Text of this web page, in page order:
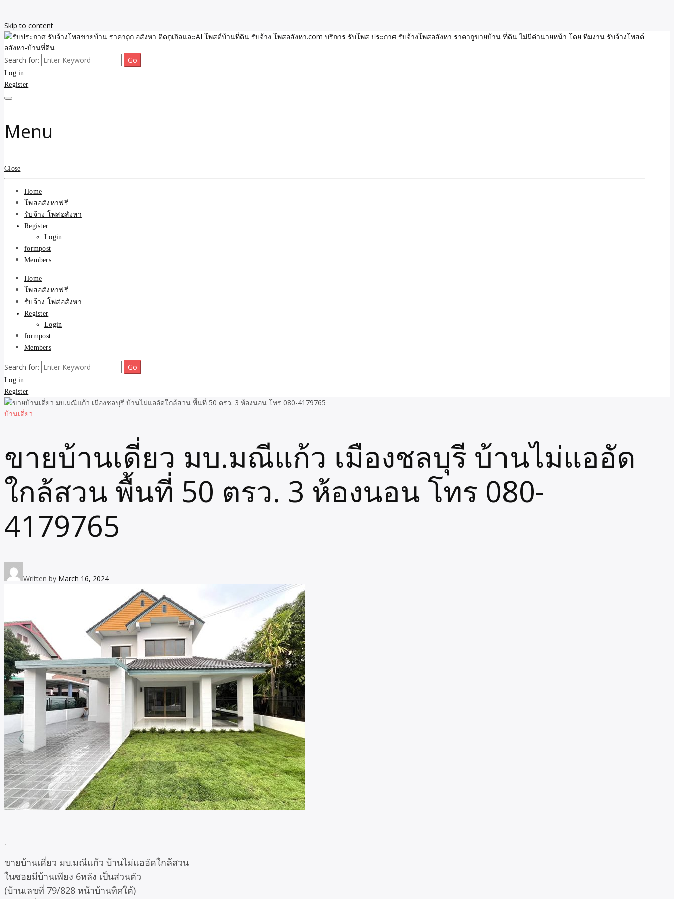
Skip to content
รับประกาศ รับจ้างโพสขายบ้าน ราคาถูก อสังหา ติดกูเกิลและAI โพสต์บ้านที่ดิน
รับจ้าง โพสอสังหา.com บริการ รับโพส ประกาศ รับจ้างโพสอสังหา ราคาถูขายบ้าน
รับจ้างโพสขายบ้าน ราคาถูก ประกาศ ขายอสังหา โฆษณา ไม่มีค่านายหน้า โพสอสังหา รับจ้างโพสขายบ้านบริการ รับจ้างโพสอสังหา ราคาถูก ขายบ้าน ขายที่ดิน เว็บประกาศ โพส โฆษณา ลงประกาศฟรี
Search for:
Log in
Register
Menu
Close
Home
โพสอสังหาฟรี
รับจ้าง โพสอสังหา
Register
Login
formpost
Members
Home
โพสอสังหาฟรี
รับจ้าง โพสอสังหา
Register
Login
formpost
Members
Search for:
Log in
Register
บ้านเดี่ยว
ขายบ้านเดี่ยว มบ.มณีแก้ว เมืองชลบุรี บ้านไม่แออัด
ใกล้สวน พื้นที่ 50 ตรว. 3 ห้องนอน โทร 080-
4179765
Written by March 16, 2024
.
ขายบ้านเดี่ยว มบ.มณีแก้ว บ้านไม่แออัดใกล้สวน
ในซอยมีบ้านเพียง 6หลัง เป็นส่วนตัว
(บ้านเลขที่ 79/828 หน้าบ้านทิศใต้)